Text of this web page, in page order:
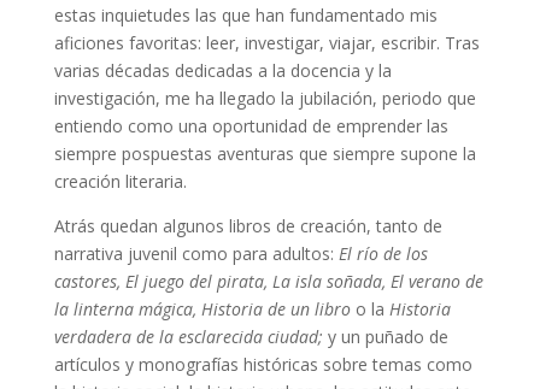
estas inquietudes las que han fundamentado mis
aficiones favoritas: leer, investigar, viajar, escribir. Tras
varias décadas dedicadas a la docencia y la
investigación, me ha llegado la jubilación, periodo que
entiendo como una oportunidad de emprender las
siempre pospuestas aventuras que siempre supone la
creación literaria.
Atrás quedan algunos libros de creación, tanto de
narrativa juvenil como para adultos: El río de los
castores, El juego del pirata, La isla soñada, El verano de
la linterna mágica, Historia de un libro o la Historia
verdadera de la esclarecida ciudad; y un puñado de
artículos y monografías históricas sobre temas como